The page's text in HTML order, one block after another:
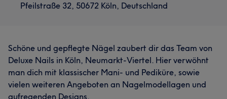
Pfeilstraße 32, 50672 Köln, Deutschland
Schöne und gepflegte Nägel zaubert dir das Team von
Deluxe Nails in Köln, Neumarkt-Viertel. Hier verwöhnt
man dich mit klassischer Mani- und Pediküre, sowie
vielen weiteren Angeboten an Nagelmodellagen und
aufregenden Designs.